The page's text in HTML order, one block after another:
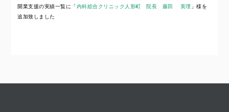
開業支援の実績一覧に「内科総合クリニック人形町 院長 藤田 英理 」様を
追加致しました